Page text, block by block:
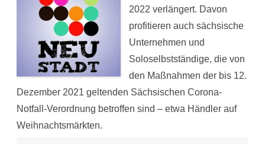
2022 verlängert. Davon
profitieren auch sächsische
Unternehmen und
Soloselbstständige, die von
den Maßnahmen der bis 12.
Dezember 2021 geltenden Sächsischen Corona-
Notfall-Verordnung betroffen sind – etwa Händler auf
Weihnachtsmärkten.